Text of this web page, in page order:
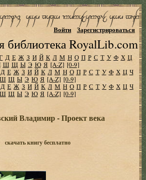
библиотека RoyalLib.com
Войти Зарегистрироваться
Д Е Ж З И Й К Л М Н О П Р С Т У Ф Х Ц
Ш Щ Ы Э Ю Я [A-Z] [0-9]
Д Е Ж З И Й К Л М Н О П Р С Т У Ф Х Ц Ч
Ш Щ Ы Э Ю Я [A-Z] [0-9]
Д Е Ж З И Й К Л М Н О П Р С Т У Ф Х Ц Ч
Ш Щ Ы Э Ю Я [A-Z] [0-9]
Владимир - Проект века
скачать книгу бесплатно